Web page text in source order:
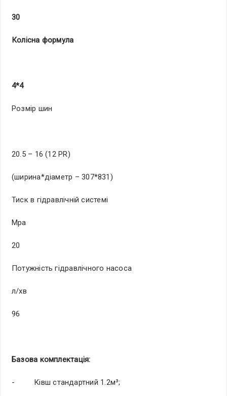
30
Колісна формула
4*4
Розмір шин
20.5 – 16 (12 PR)
(ширина*діаметр – 307*831)
Тиск в гідравлічній системі
Мра
20
Потужність гідравлічного насоса
л/хв
96
Базова комплектація:
- Ківш стандартний 1.2м³;